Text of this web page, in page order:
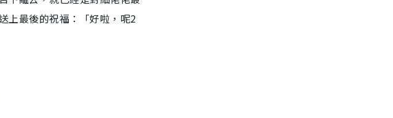
上最後的祝福：「好啦，呢2